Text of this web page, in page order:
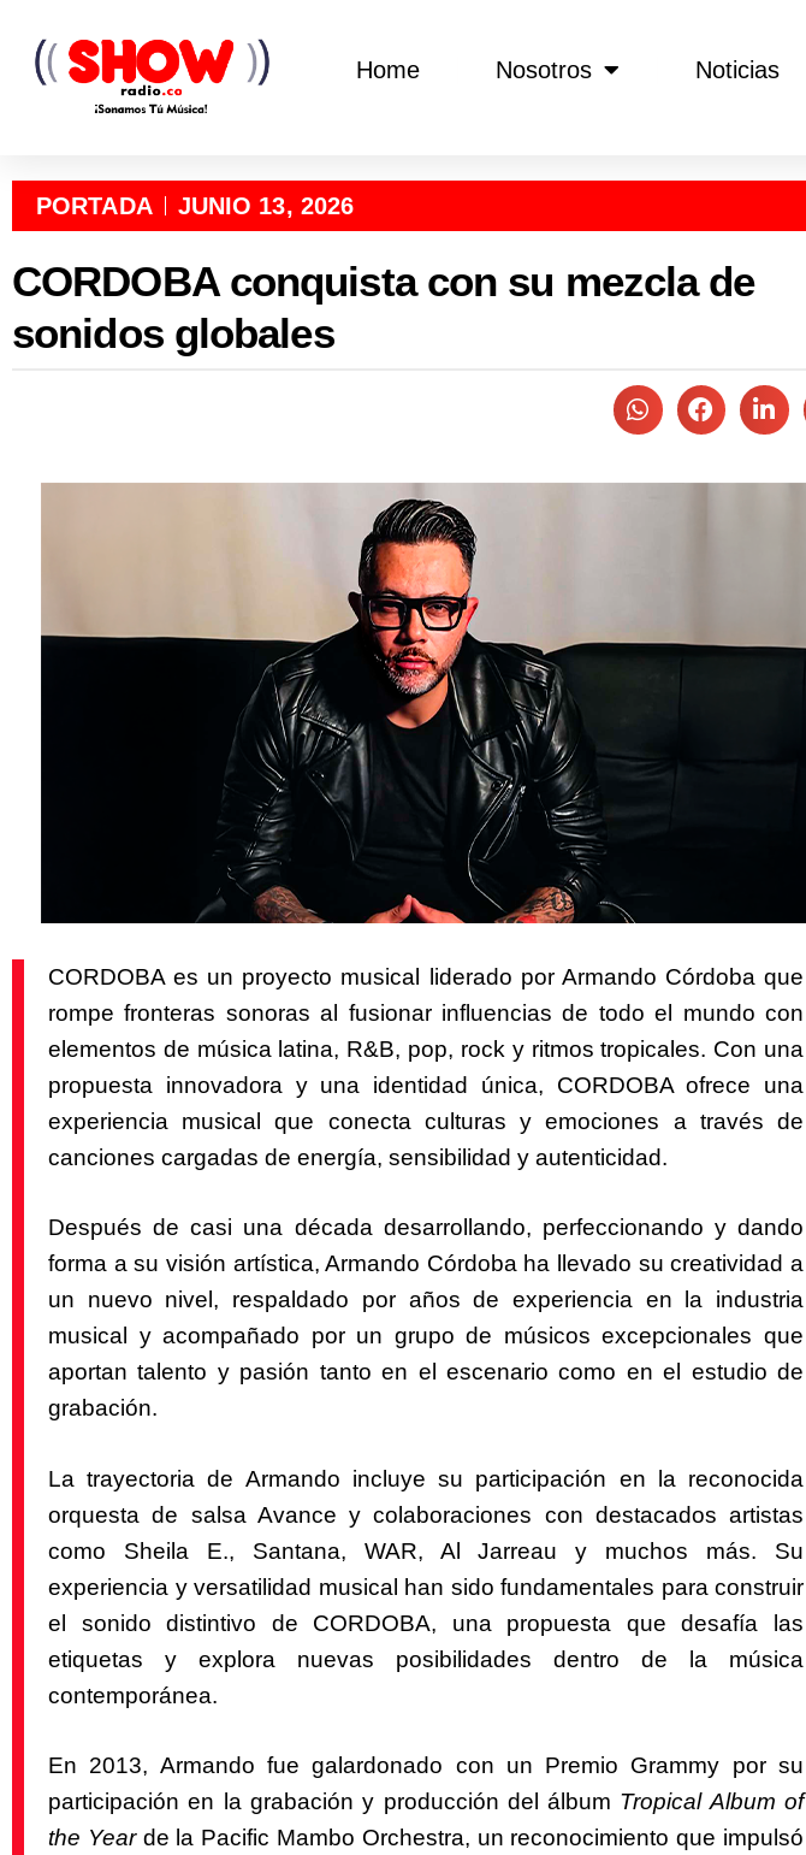
Home Nosotros Noticias
PORTADA JUNIO 13, 2026
CORDOBA conquista con su mezcla de
sonidos globales
CORDOBA es un proyecto musical liderado por Armando Córdoba que
rompe fronteras sonoras al fusionar influencias de todo el mundo con
elementos de música latina, R&B, pop, rock y ritmos tropicales. Con una
propuesta innovadora y una identidad única, CORDOBA ofrece una
experiencia musical que conecta culturas y emociones a través de
canciones cargadas de energía, sensibilidad y autenticidad.
Después de casi una década desarrollando, perfeccionando y dando
forma a su visión artística, Armando Córdoba ha llevado su creatividad a
un nuevo nivel, respaldado por años de experiencia en la industria
musical y acompañado por un grupo de músicos excepcionales que
aportan talento y pasión tanto en el escenario como en el estudio de
grabación.
La trayectoria de Armando incluye su participación en la reconocida
orquesta de salsa Avance y colaboraciones con destacados artistas
como Sheila E., Santana, WAR, Al Jarreau y muchos más. Su
experiencia y versatilidad musical han sido fundamentales para construir
el sonido distintivo de CORDOBA, una propuesta que desafía las
etiquetas y explora nuevas posibilidades dentro de la música
contemporánea.
En 2013, Armando fue galardonado con un Premio Grammy por su
participación en la grabación y producción del álbum Tropical Album of
the Yearde la Pacific Mambo Orchestra, un reconocimiento que impulsó